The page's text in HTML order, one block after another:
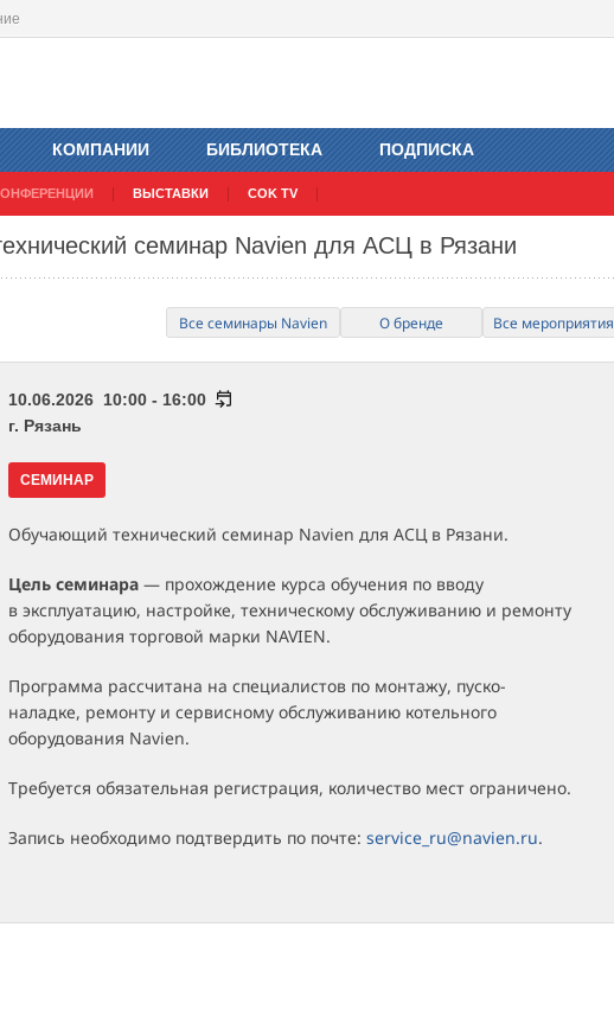
ВЫСТАВКИ COK TV
КОМПАНИИ БИБЛИОТЕКА ПОДПИСКА
семинар Navien для АСЦ в Рязани
Все семинары Navien О бренде Все мероприятия
10.06.2026 10:00 - 16:00
г. Рязань
СЕМИНАР
Обучающий технический семинар Navien для АСЦ в Рязани.
Цель семинара — прохождение курса обучения по вводу
в эксплуатацию, настройке, техническому обслуживанию и ремонту
оборудования торговой марки NAVIEN.
Программа рассчитана на специалистов по монтажу, пуско-
наладке, ремонту и сервисному обслуживанию котельного
оборудования Navien.
Требуется обязательная регистрация, количество мест ограничено.
Запись необходимо подтвердить по почте: service_ru@navien.ru.